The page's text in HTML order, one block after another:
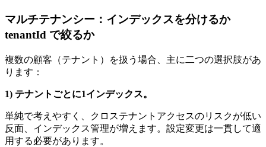
マルチテナンシー：インデックスを分けるか
tenantId で絞るか
複数の顧客（テナント）を扱う場合、主に二つの選択肢があ
ります：
1) テナントごとに1インデックス。
単純で考えやすく、クロステナントアクセスのリスクが低い
反面、インデックス管理が増えます。設定変更は一貫して適
用する必要があります。